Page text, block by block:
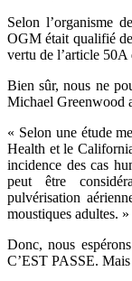
Selon l’organisme
OGM était qualifié
vertu de l’article
Bien sûr, nous ne
Michael Greenwood
« Selon une étude
Health et le
incidence des cas
peut être
pulvérisation
moustiques adultes. »
Donc, nous
C’EST PASSE.